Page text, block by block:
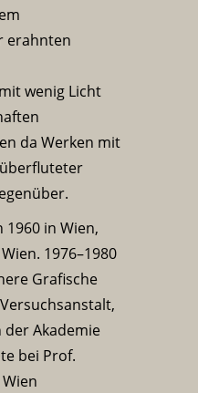
erahnten
wenig Licht
da Werken mit
1960 in Wien,
1976–1980
Grafische
der Akademie
bei Prof.